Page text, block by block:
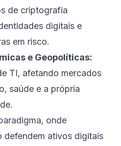
de criptografia
digitais e
em risco.
e Geopolíticas:
TI, afetando mercados
saúde e a própria
onde
defendem ativos digitais